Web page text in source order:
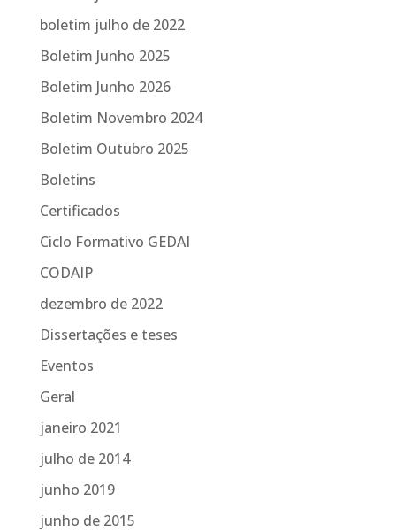
boletim julho de 2022
Boletim Junho 2025
Boletim Junho 2026
Boletim Novembro 2024
Boletim Outubro 2025
Boletins
Certificados
Ciclo Formativo GEDAI
CODAIP
dezembro de 2022
Dissertações e teses
Eventos
Geral
janeiro 2021
julho de 2014
junho 2019
junho de 2015